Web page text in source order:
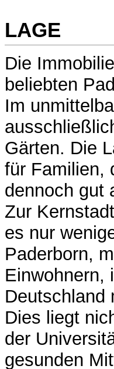
LAGE
Die
beliebten
Im
Gärten. Die
für Familien,
dennoch gut
Zur
es nur
Paderborn,
Einwohnern,
Deutschland
Dies liegt
der
gesunden